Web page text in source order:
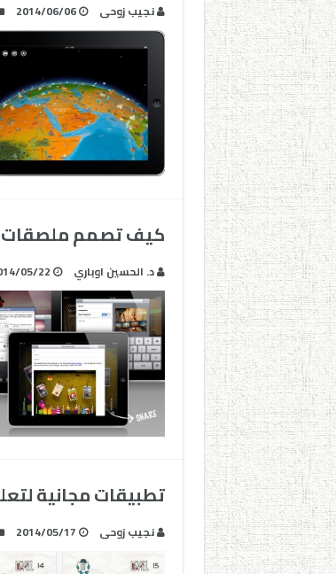
نجيب زوحى 2014/06/06
كيف تصمم ملصقات
د. الحسين اوباري 05/22
تطبيقات مجانية
نجيب زوحى 2014/05/17